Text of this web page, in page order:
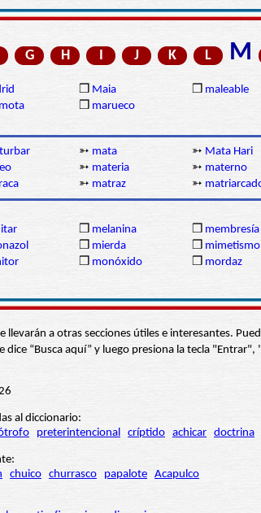
G H I J K L M
❒ Maia ❒ maleable
❒ marueco
➳ mata ➳ Mata Hari
➳ materia ➳ materno
➳ matraz ➳
❒ melanina ❒ membresía
❒ mierda ❒ mimetismo
❒ monóxido ❒ mordaz
llevarán a otras secciones útiles e interesantes.
dice “Busca aquí” y luego presiona la tecla
al diccionario:
preterintencional críptido achicar doctrina
chuico churrasco papalote Acapulco